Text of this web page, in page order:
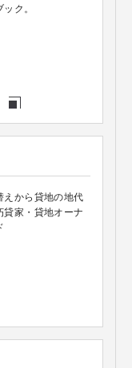
ク。
えから貸地の地代
家・貸地オーナ